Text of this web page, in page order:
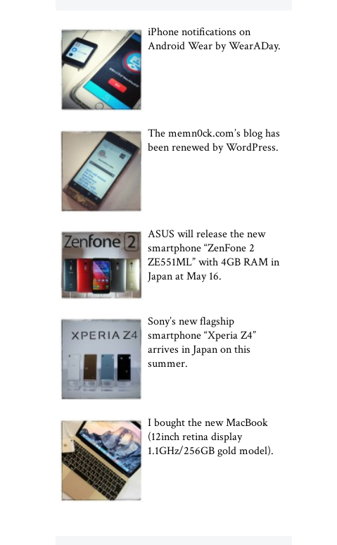
iPhone notifications on
Android Wear by WearADay.
The memn0ck.com’s blog has
been renewed by WordPress.
ASUS will release the new
smartphone “ZenFone 2
ZE551ML” with 4GB RAM in
Japan at May 16.
Sony’s new flagship
smartphone “Xperia Z4”
arrives in Japan on this
summer.
I bought the new MacBook
(12inch retina display
1.1GHz/256GB gold model).